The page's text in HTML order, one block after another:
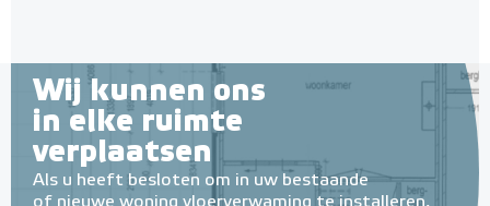
Wij kunnen ons
in elke ruimte
verplaatsen
Als u heeft besloten om in uw bestaande